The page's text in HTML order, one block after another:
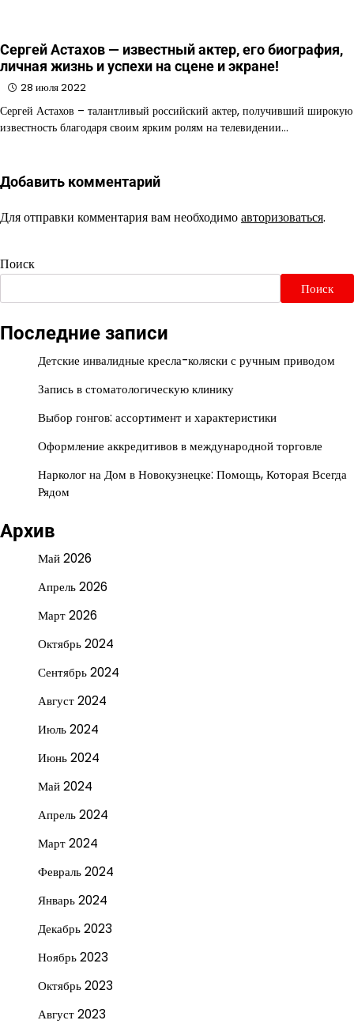
Сергей Астахов — известный актер, его биография,
личная жизнь и успехи на сцене и экране!
28 июля 2022
Сергей Астахов – талантливый российский актер, получивший широкую
известность благодаря своим ярким ролям на телевидении…
Добавить комментарий
Для отправки комментария вам необходимоавторизоваться.
Поиск
Поиск
Последние записи
Детские инвалидные кресла-коляски с ручным приводом
Запись в стоматологическую клинику
Выбор гонгов: ассортимент и характеристики
Оформление аккредитивов в международной торговле
Нарколог на Дом в Новокузнецке: Помощь, Которая Всегда
Рядом
Архив
Май 2026
Апрель 2026
Март 2026
Октябрь 2024
Сентябрь 2024
Август 2024
Июль 2024
Июнь 2024
Май 2024
Апрель 2024
Март 2024
Февраль 2024
Январь 2024
Декабрь 2023
Ноябрь 2023
Октябрь 2023
Август 2023